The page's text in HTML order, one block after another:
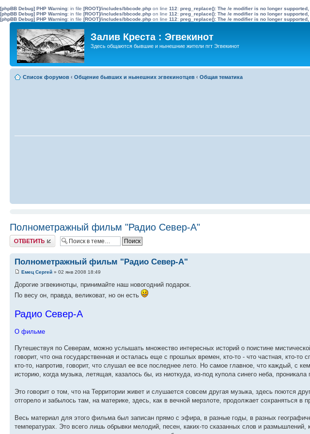
[phpBB Debug] PHP Warning: in file [ROOT]/includes/bbcode.php on line 112: preg_replace(): The /e modifier is no longer
[phpBB Debug] PHP Warning: in file [ROOT]/includes/bbcode.php on line 112: preg_replace(): The /e modifier is no longer
[phpBB Debug] PHP Warning: in file [ROOT]/includes/bbcode.php on line 112: preg_replace(): The /e modifier is no longer
Залив Креста : Эгвекинот
Здесь общаются бывшие и нынешние жители пгт Эгвекинот
Список форумов ‹ Общение бывших и нынешних эгвекинотцев ‹ Общая тематика
Полнометражный фильм "Радио Север-А"
Ответить
Полнометражный фильм "Радио Север-А"
Емец Сергей » 02 янв 2008 18:49
Дорогие эгвекинотцы, принимайте наш новогодний подарок.
По весу он, правда, великоват, но он есть
Радио Север-А
О фильме
Путешествуя по Северам, можно услышать множество интересных историй о поистине
говорит, что она государственная и осталась еще с прошлых времен, кто-то - что частная, кто-
кто-то, напротив, говорит, что слушал ее все последнее лето. Но самое главное, что каждый, с
историю, когда музыка, летящая, казалось бы, из ниоткуда, из-под купола синего неба,
Это говорит о том, что на Территории живет и слушается совсем другая музыка, здесь поются
отгорело и забылось там, на материке, здесь, как в вечной мерзлоте, продолжает сохраняться в
Весь материал для этого фильма был записан прямо с эфира, в разные годы, в разных
температурах. Это всего лишь обрывки мелодий, песен, каких-то сказанных слов и